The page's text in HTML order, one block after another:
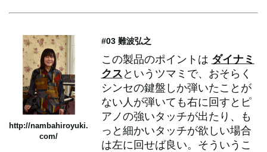
http://nambahiroyuki.
com/
#03 難波弘之
この製品のポイントは ダイナミ
クス というツマミで、おそらく
シンセの鍵盤しか弾いたことが
ない人が弾いても右に回すとピ
アノの強いタッチが出たり、も
っと細かいタッチが欲しい場合
は左に回せば良い。そういうこ